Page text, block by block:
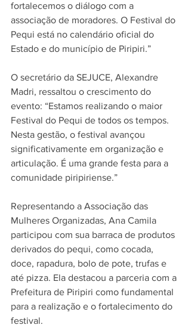
fortalecemos o diálogo com a
associação de moradores. O Festival do
Pequi está no calendário oficial do
Estado e do município de Piripiri.”
O secretário da SEJUCE, Alexandre
Madri, ressaltou o crescimento do
evento: “Estamos realizando o maior
Festival do Pequi de todos os tempos.
Nesta gestão, o festival avançou
significativamente em organização e
articulação. É uma grande festa para a
comunidade piripiriense.”
Representando a Associação das
Mulheres Organizadas, Ana Camila
participou com sua barraca de produtos
derivados do pequi, como cocada,
doce, rapadura, bolo de pote, trufas e
até pizza. Ela destacou a parceria com a
Prefeitura de Piripiri como fundamental
para a realização e o fortalecimento do
festival.